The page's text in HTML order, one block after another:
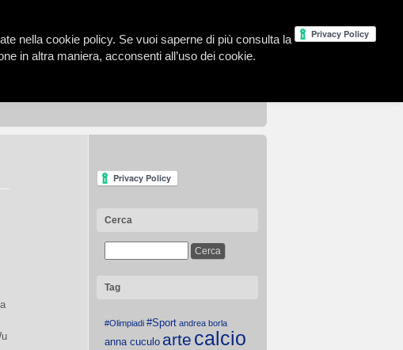
Cerca
Tag
#Olimpiadi #Sport andrea borla
anna cuculo arte calcio
nella cookie policy. Se vuoi saperne di più consulta la
in altra maniera, acconsenti all’uso dei cookie.